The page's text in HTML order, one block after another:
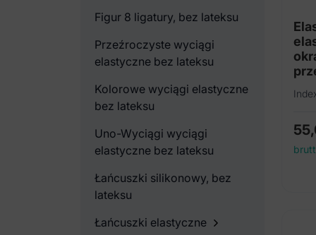
Figur 8 ligatury, bez lateksu
Przeźroczyste wyciągi
elastyczne bez lateksu
Kolorowe wyciągi elastyczne
bez lateksu
Uno-Wyciągi wyciągi
elastyczne bez lateksu
Łańcuszki silikonowy, bez
lateksu
Łańcuszki elastyczne